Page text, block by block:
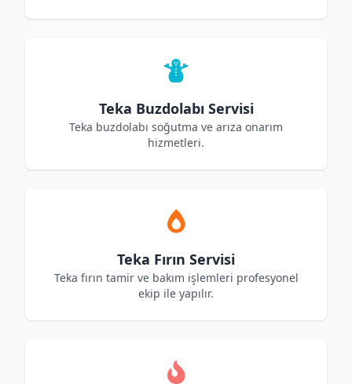
Teka Buzdolabı Servisi
Teka buzdolabı soğutma ve arıza onarım
hizmetleri.
Teka Fırın Servisi
Teka fırın tamir ve bakım işlemleri profesyonel
ekip ile yapılır.